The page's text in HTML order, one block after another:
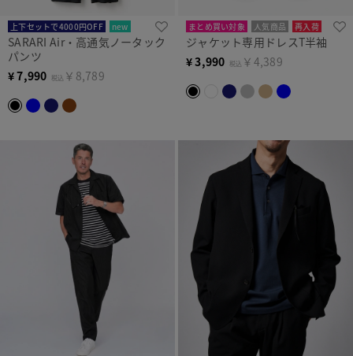
上下セットで4000円OFF new
SARARI Air・高通気ノータック
パンツ
¥7,990 税込 ￥8,789
まとめ買い対象 人気商品 再入荷
ジャケット専用ドレスT半袖
¥3,990 税込 ￥4,389